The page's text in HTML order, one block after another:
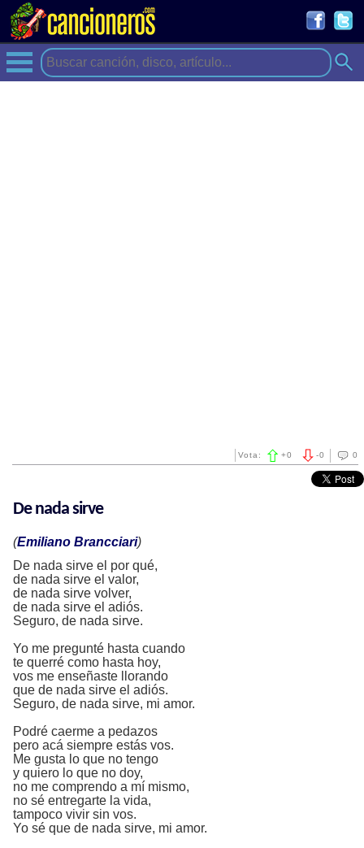
0
-0
Vota: +0
De nada sirve
(Emiliano Brancciari)
De nada sirve el por qué,
de nada sirve el valor,
de nada sirve volver,
de nada sirve el adiós.
Seguro, de nada sirve.
Yo me pregunté hasta cuando
te querré como hasta hoy,
vos me enseñaste llorando
que de nada sirve el adiós.
Seguro, de nada sirve, mi amor.
Podré caerme a pedazos
pero acá siempre estás vos.
Me gusta lo que no tengo
y quiero lo que no doy,
no me comprendo a mí mismo,
no sé entregarte la vida,
tampoco vivir sin vos.
Yo sé que de nada sirve, mi amor.